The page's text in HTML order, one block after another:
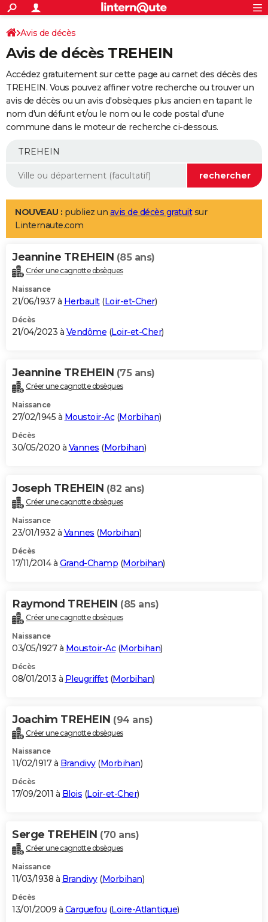
ACTUALITÉS
Politique
Société
Faits Divers
Education
Monde
Villes
+
SPORT
Coupe du monde 2026
Football
Tennis
Cyclisme
Rugby
Forum
Programme TV
TNT
Streaming
Cinéma
Sorties cinéma
Musique
+
FINANCE
Retraite
Epargne
Immobilier
Risques naturels par ville
Banque
Assurance
AUTO
Essais
Réserver un essai
Citadines
Berlines
SUV
Forum auto
+
Mobiles
Meilleur smartphone
Internet
Ordinateurs
Jeux vidéo
Guide high-tech
Aménagement intérieur
LIFESTYLE
Art de vivre
Bien-être
Loisirs
Mode
Modes de vie
Alimentation
Guide de la santé
Maladies
Médicaments
Sommeil
VOYAGE
Destinations
City break
Voyage nature
Voyage de noces
Forum
Climat
+PHOTO
GUIDES D'ACHAT
BONS PLANS
Carte de Noël
Carte Bonne année
Carte Saint-Valentin
Carte Pâques
Carte d'anniversaire
DICTIONNAIRE
Dictionnaire
Biographies
Citations
Expressions
Proverbes
PROGRAMME TV
S'inscrire
Se connecter
Lycées
Collèges
Primaires
Universités
Entreprises
Service militaire
Avis de recherche
AVIS DE DÉCÈS
Bricolage
Lifestyle
Culture
Sport
Auto
Television
Voyage
Cinema
Avis de décès
Avis de décès TREHEIN
Accédez gratuitement sur cette page au carnet des décès des
TREHEIN. Vous pouvez affiner votre recherche ou trouver un
avis de décès ou un avis d'obsèques plus ancien en tapant le
nom d'un défunt et/ou le nom ou le code postal d'une
commune dans le moteur de recherche ci-dessous.
NOUVEAU : publiez un avis de décès gratuitsur
Linternaute.com
Jeannine TREHEIN (85 ans)
Créer une cagnotte obsèques
Naissance
21/06/1937 à Herbault(Loir-et-Cher)
Décès
21/04/2023 à Vendôme (Loir-et-Cher)
Jeannine TREHEIN (75 ans)
Créer une cagnotte obsèques
Naissance
27/02/1945 à Moustoir-Ac(Morbihan)
Décès
30/05/2020 à Vannes (Morbihan)
Joseph TREHEIN (82 ans)
Créer une cagnotte obsèques
Naissance
23/01/1932 à Vannes (Morbihan)
Décès
17/11/2014 à Grand-Champ (Morbihan)
Raymond TREHEIN (85 ans)
Créer une cagnotte obsèques
Naissance
03/05/1927 à Moustoir-Ac(Morbihan)
Décès
08/01/2013 à Pleugriffet(Morbihan)
Joachim TREHEIN (94 ans)
Créer une cagnotte obsèques
Naissance
11/02/1917 à Brandivy(Morbihan)
Décès
17/09/2011 à Blois (Loir-et-Cher)
Serge TREHEIN (70 ans)
Créer une cagnotte obsèques
Naissance
11/03/1938 à Brandivy(Morbihan)
Décès
13/01/2009 à Carquefou (Loire-Atlantique)